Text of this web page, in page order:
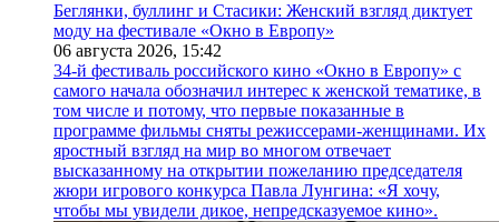
Беглянки, буллинг и Стасики: Женский взгляд диктует
моду на фестивале «Окно в Европу»
06 августа 2026, 15:42
34-й фестиваль российского кино «Окно в Европу» с
самого начала обозначил интерес к женской тематике, в
том числе и потому, что первые показанные в
программе фильмы сняты режиссерами-женщинами. Их
яростный взгляд на мир во многом отвечает
высказанному на открытии пожеланию председателя
жюри игрового конкурса Павла Лунгина: «Я хочу,
чтобы мы увидели дикое, непредсказуемое кино».